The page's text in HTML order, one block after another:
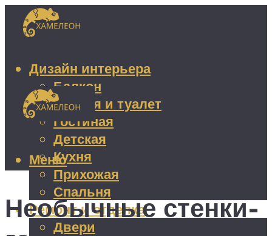
Дизайн интерьера
Балкон
Ванная и туалет
Гостиная
Детская
Кухня
Прихожая
Спальня
Ремонт и отделка
Двери
Меню
Необычные стенки-